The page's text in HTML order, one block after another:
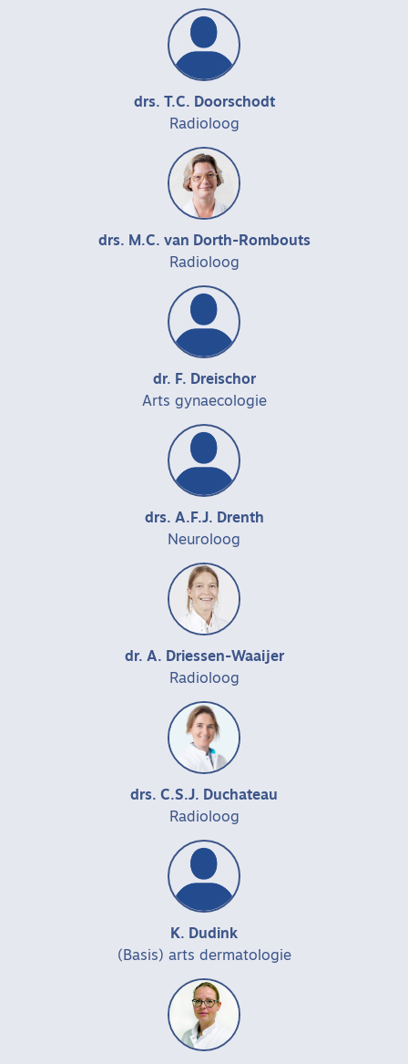
drs. T.C. Doorschodt
Radioloog
drs. M.C. van Dorth-Rombouts
Radioloog
dr. F. Dreischor
Arts gynaecologie
drs. A.F.J. Drenth
Neuroloog
dr. A. Driessen-Waaijer
Radioloog
drs. C.S.J. Duchateau
Radioloog
K. Dudink
(Basis) arts dermatologie